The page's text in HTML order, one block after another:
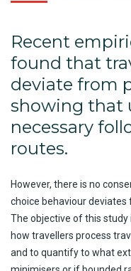
Recent
found that
deviate from
showing that
necessary
routes.
However, there is no
choice behaviour
The objective of this
how travellers process
and to quantify to what